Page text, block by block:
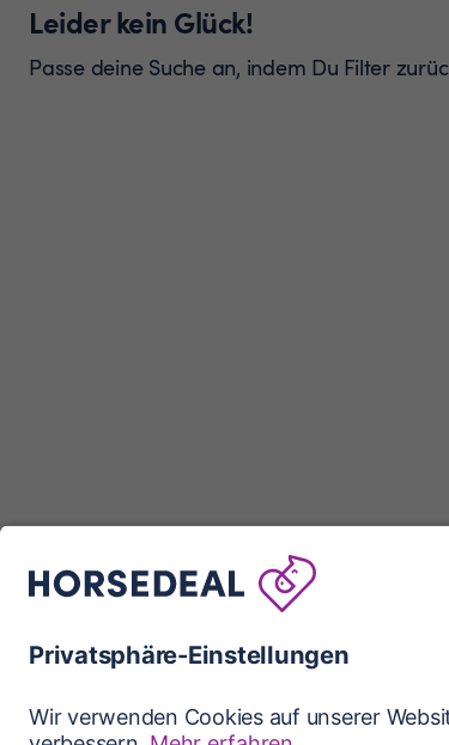
Leider kein Glück!
Passe deine Suche an, indem Du Filter